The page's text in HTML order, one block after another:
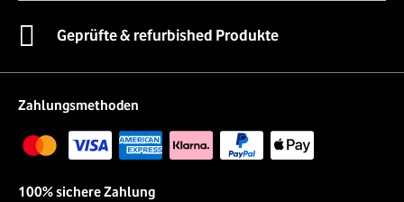
Geprüfte & refurbished Produkte
Zahlungsmethoden
100% sichere Zahlung